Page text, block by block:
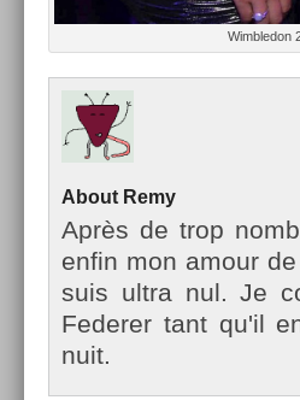
Wimbledon
About Remy
Après de trop
enfin mon amour
suis ultra nul. Je
Feder­er tant qu'il
nuit.